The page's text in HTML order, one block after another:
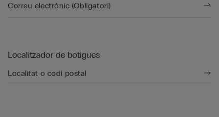
Localitzador de botigues